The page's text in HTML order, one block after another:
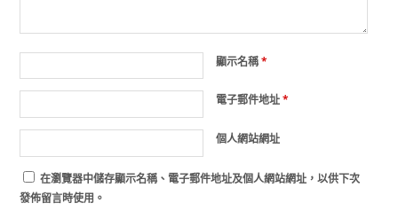
顯示名稱*
電子郵件地址*
個人網站網址
在瀏覽器中儲存顯示名稱、電子郵件地址及個人網站網址，以供下次
發佈留言時使用。